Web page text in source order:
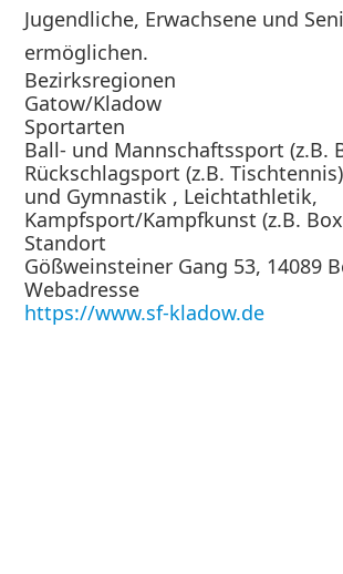
Jugendliche, Erwachsene und
ermöglichen.
Bezirksregionen
Gatow/Kladow
Sportarten
Ball- und Mannschaftssport (z.B.
Rückschlagsport (z.B.
und Gymnastik , Leichtathletik,
Kampfsport/Kampfkunst (z.B.
Standort
Gößweinsteiner Gang 53, 14089
Webadresse
https://www.sf-kladow.de